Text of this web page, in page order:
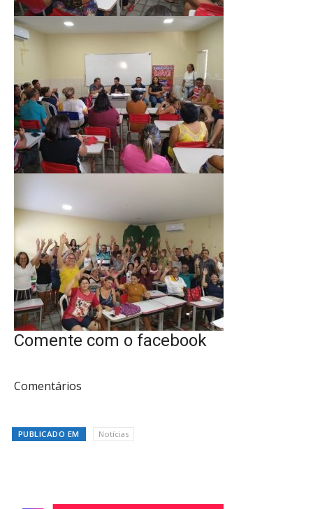
Comente com o facebook
Comentários
PUBLICADO EM Notícias